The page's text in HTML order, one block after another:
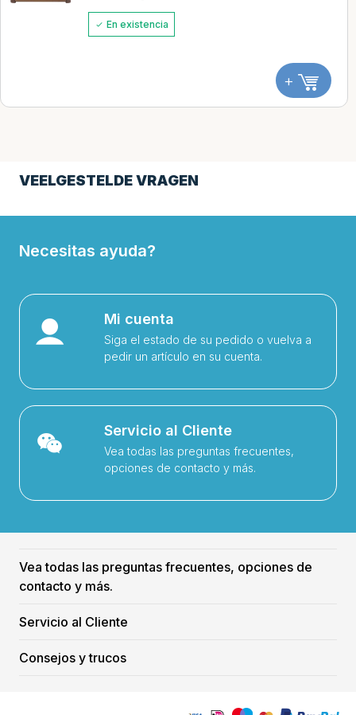
En existencia
+
VEELGESTELDE VRAGEN
Necesitas ayuda?
Mi cuenta
Siga el estado de su pedido o vuelva a
pedir un artículo en su cuenta.
Servicio al Cliente
Vea todas las preguntas frecuentes,
opciones de contacto y más.
Vea todas las preguntas frecuentes, opciones de
contacto y más.
Servicio al Cliente
Consejos y trucos